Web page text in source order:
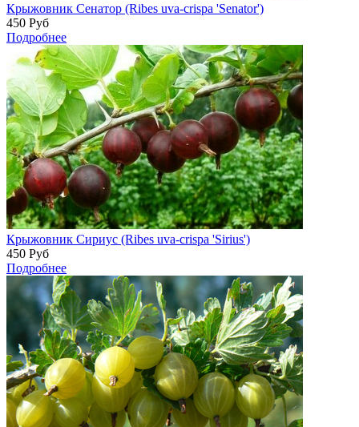
Крыжовник Сенатор (Ribes uva-crispa 'Senator')
450 Руб
Подробнее
Крыжовник Сириус (Ribes uva-crispa 'Sirius')
450 Руб
Подробнее